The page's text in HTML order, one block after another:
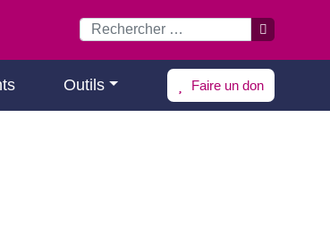
Outils Faire un don